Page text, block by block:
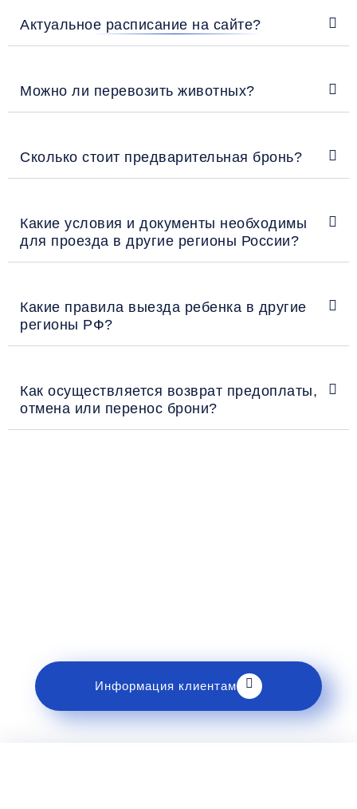
Актуальное расписание на сайте?
Можно ли перевозить животных?
Сколько стоит предварительная бронь?
Какие условия и документы необходимы
для проезда в другие регионы России?
Какие правила выезда ребенка в другие
регионы РФ?
Как осуществляется возврат предоплаты,
отмена или перенос брони?
Информация клиентам